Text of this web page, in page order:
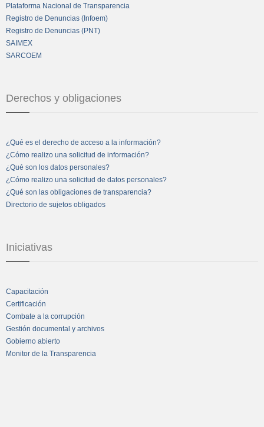
Plataforma Nacional de Transparencia
Registro de Denuncias (Infoem)
Registro de Denuncias (PNT)
SAIMEX
SARCOEM
Derechos y obligaciones
¿Qué es el derecho de acceso a la información?
¿Cómo realizo una solicitud de información?
¿Qué son los datos personales?
¿Cómo realizo una solicitud de datos personales?
¿Qué son las obligaciones de transparencia?
Directorio de sujetos obligados
Iniciativas
Capacitación
Certificación
Combate a la corrupción
Gestión documental y archivos
Gobierno abierto
Monitor de la Transparencia